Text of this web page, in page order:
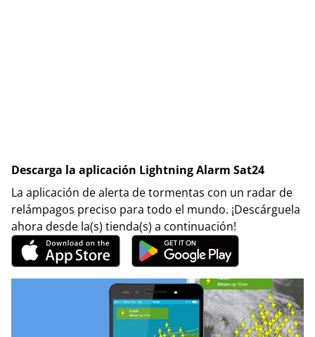
Descarga la aplicación Lightning Alarm Sat24
La aplicación de alerta de tormentas con un radar de
relámpagos preciso para todo el mundo. ¡Descárguela
ahora desde la(s) tienda(s) a continuación!